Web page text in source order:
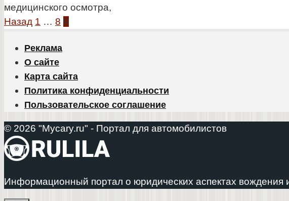
медицинского осмотра,
Пагинация
Назад 1 … 8 9
Реклама
О сайте
Карта сайта
Политика конфиденциальности
Пользовательское соглашение
© 2026 "Mycary.ru" - Портал для автомобилистов
Информационный портал о юридических аспектах вождения